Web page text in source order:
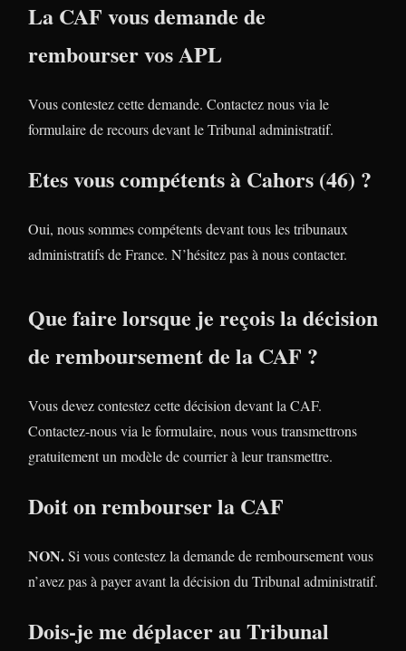
La CAF vous demande de
rembourser vos APL
Vous contestez cette demande. Contactez nous via le
formulaire de recours devant le Tribunal administratif.
Etes vous compétents à Cahors (46) ?
Oui, nous sommes compétents devant tous les tribunaux
administratifs de France. N’hésitez pas à nous contacter.
Que faire lorsque je reçois la décision
de remboursement de la CAF ?
Vous devez contestez cette décision devant la CAF.
Contactez-nous via le formulaire, nous vous transmettrons
gratuitement un modèle de courrier à leur transmettre.
Doit on rembourser la CAF
NON.Si vous contestez la demande de remboursement vous
n’avez pas à payer avant la décision du Tribunal administratif.
Dois-je me déplacer au Tribunal